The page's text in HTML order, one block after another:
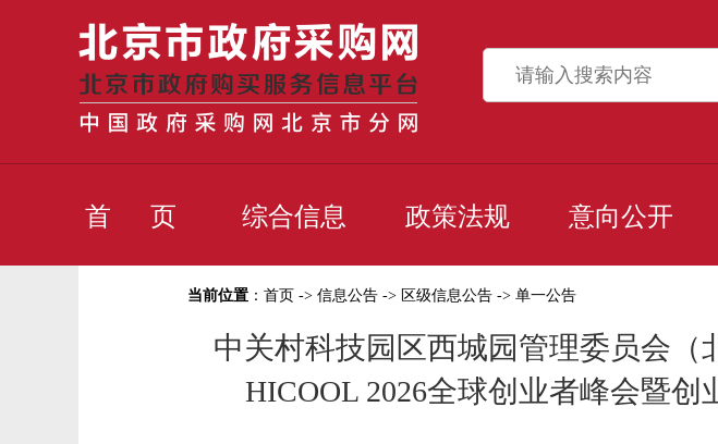
首 页 综合信息 政策法规 意向公开
当前位置 ： 首页 -> 信息公告 -> 区级信息公告 -> 单一公告
中关村科技园区西城园管理委员会
HICOOL 2026全球创业者峰会暨